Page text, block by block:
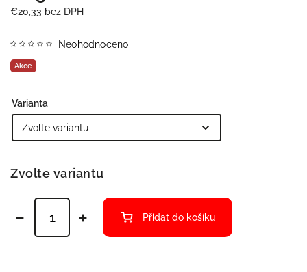
€20,33 bez DPH
Akce
Neohodnoceno
Varianta
Zvolte variantu
Přidat do košíku